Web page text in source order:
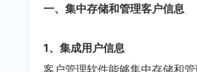
一、集中存储和管理客户信息
1、集成用户信息
客户管理软件能够集中存储和